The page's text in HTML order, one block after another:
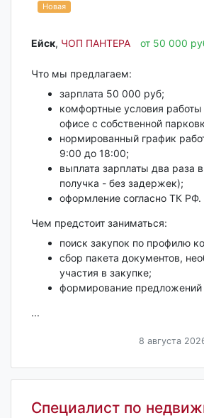
Новая
Ейск‎, ЧОП ПАНТЕРА от 50 000
Что мы предлагаем:
зарплата 50 000 руб;
комфортные условия
офисе с собственной
нормированный график
9:00 до 18:00;
выплата зарплаты два раза
получка - без задержек);
оформление согласно ТК РФ.
Чем предстоит заниматься:
поиск закупок по профилю
сбoр пaкетa документов,
учacтия в закупке;
формиpованиe пpедложeний
...
8 августа
Специалист по